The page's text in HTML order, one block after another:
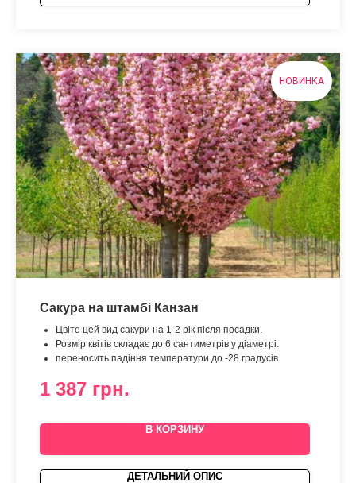
НОВИНКА
Сакура на штамбі Канзан
Цвіте цей вид сакури на 1-2 рік після посадки.
Розмір квітів складає до 6 сантиметрів у діаметрі.
переносить падіння температури до -28 градусів
1 387 грн.
В КОРЗИНУ
ДЕТАЛЬНИЙ ОПИС